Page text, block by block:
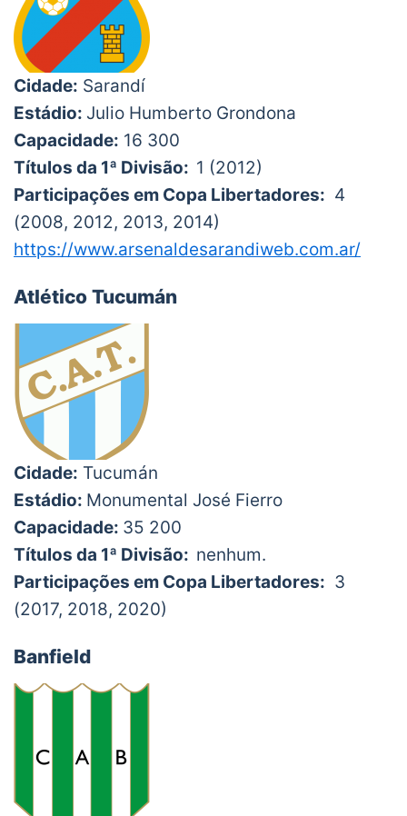
Cidade: Sarandí
Estádio: Julio Humberto Grondona
Capacidade: 16 300
Títulos da 1ª Divisão: 1 (2012)
Participações em Copa Libertadores: 4
(2008, 2012, 2013, 2014)
https://www.arsenaldesarandiweb.com.ar/
Atlético Tucumán
Cidade: Tucumán
Estádio: Monumental José Fierro
Capacidade: 35 200
Títulos da 1ª Divisão: nenhum.
Participações em Copa Libertadores: 3
(2017, 2018, 2020)
Banfield